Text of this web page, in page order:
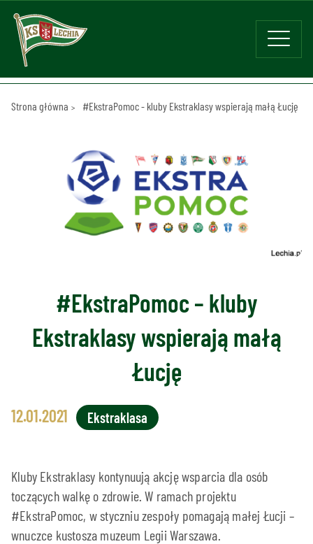
Strona główna #EkstraPomoc - kluby Ekstraklasy wspierają małą Łucję
#EkstraPomoc – kluby
Ekstraklasy wspierają małą
Łucję
12.01.2021 Ekstraklasa
Kluby Ekstraklasy kontynuują akcję wsparcia dla osób
toczących walkę o zdrowie. W ramach projektu
#EkstraPomoc, w styczniu zespoły pomagają małej Łucji –
wnuczce kustosza muzeum Legii Warszawa.